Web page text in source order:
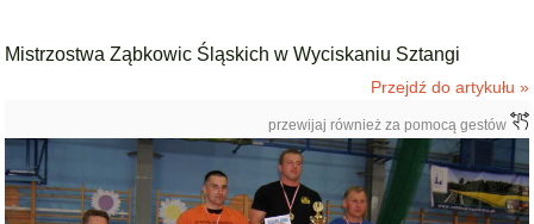
Mistrzostwa Ząbkowic Śląskich w Wyciskaniu Sztangi
Przejdź do artykułu »
przewijaj również za pomocą gestów